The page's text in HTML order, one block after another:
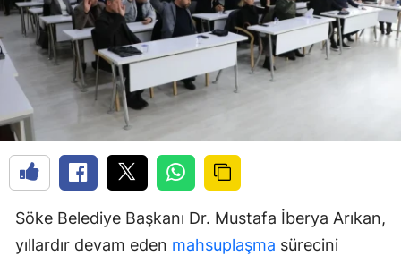
Söke Belediye Başkanı Dr. Mustafa İberya Arıkan,
yıllardır devam eden mahsuplaşma sürecini